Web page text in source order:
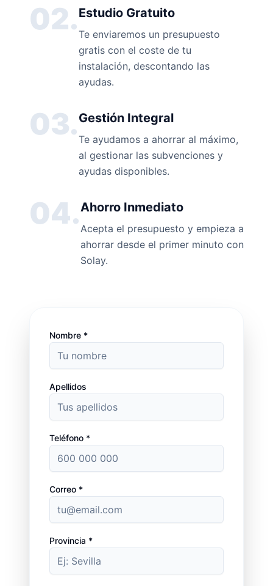
02.Estudio Gratuito
Te enviaremos un presupuesto
gratis con el coste de tu
instalación, descontando las
ayudas.
03.Gestión Integral
Te ayudamos a ahorrar al máximo,
al gestionar las subvenciones y
ayudas disponibles.
04.Ahorro Inmediato
Acepta el presupuesto y empieza a
ahorrar desde el primer minuto con
Solay.
Nombre *
Apellidos
Teléfono *
Correo *
Provincia *